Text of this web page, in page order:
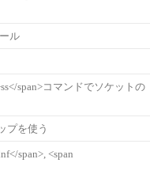
ル
span>コマンドでソケットの
プを使う
span>, <span